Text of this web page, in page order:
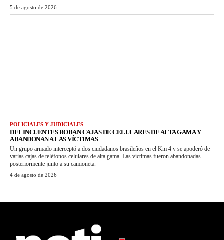
5 de agosto de 2026
POLICIALES Y JUDICIALES
DELINCUENTES ROBAN CAJAS DE CELULARES DE ALTA GAMA Y
ABANDONAN A LAS VÍCTIMAS
Un grupo armado interceptó a dos ciudadanos brasileños en el Km 4 y se apoderó de
varias cajas de teléfonos celulares de alta gama. Las víctimas fueron abandonadas
posteriormente junto a su camioneta.
4 de agosto de 2026